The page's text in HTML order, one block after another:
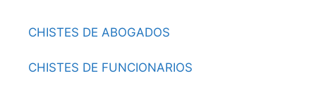
CHISTES DE ABOGADOS
CHISTES DE FUNCIONARIOS